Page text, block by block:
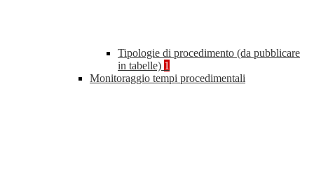
Tipologie di procedimento (da pubblicare
in tabelle) 1
Monitoraggio tempi procedimentali